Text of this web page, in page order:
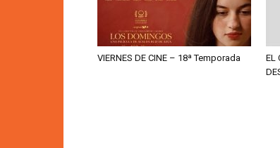
VIERNES DE CINE – 18ª Temporada
EL